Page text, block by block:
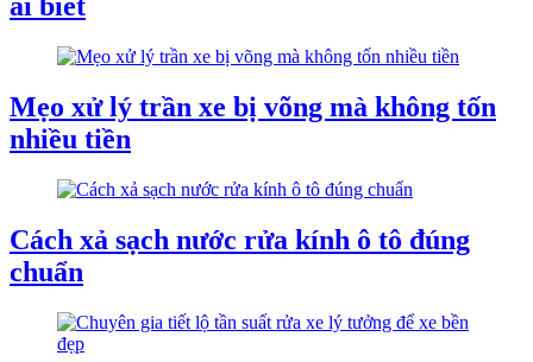
ai biết
Mẹo xử lý trần xe bị võng mà không tốn
nhiều tiền
Cách xả sạch nước rửa kính ô tô đúng
chuẩn